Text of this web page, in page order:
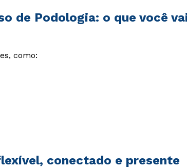
de Podologia: o que você
como:
conectado e presente